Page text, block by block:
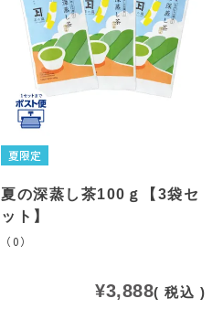
夏限定
夏の深蒸し茶100ｇ【3袋セ
ット】
（0）
¥3,888 税込